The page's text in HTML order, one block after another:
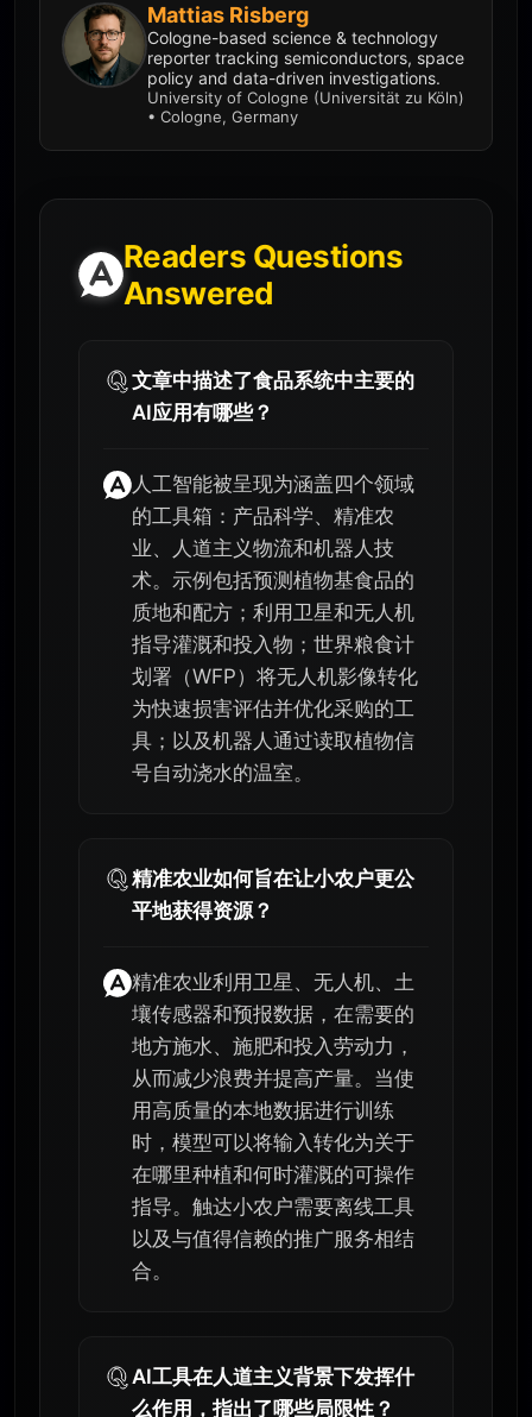
Mattias Risberg
Cologne-based science & technology
reporter tracking semiconductors, space
policy and data-driven investigations.
University of Cologne (Universität zu Köln)
• Cologne, Germany
Readers Questions
Answered
文章中描述了食品系统中主要的
AI应用有哪些？
人工智能被呈现为涵盖四个领域
的工具箱：产品科学、精准农
业、人道主义物流和机器人技
术。示例包括预测植物基食品的
质地和配方；利用卫星和无人机
指导灌溉和投入物；世界粮食计
划署（WFP）将无人机影像转化
为快速损害评估并优化采购的工
具；以及机器人通过读取植物信
号自动浇水的温室。
精准农业如何旨在让小农户更公
平地获得资源？
精准农业利用卫星、无人机、土
壤传感器和预报数据，在需要的
地方施水、施肥和投入劳动力，
从而减少浪费并提高产量。当使
用高质量的本地数据进行训练
时，模型可以将输入转化为关于
在哪里种植和何时灌溉的可操作
指导。触达小农户需要离线工具
以及与值得信赖的推广服务相结
合。
AI工具在人道主义背景下发挥什
么作用，指出了哪些局限性？